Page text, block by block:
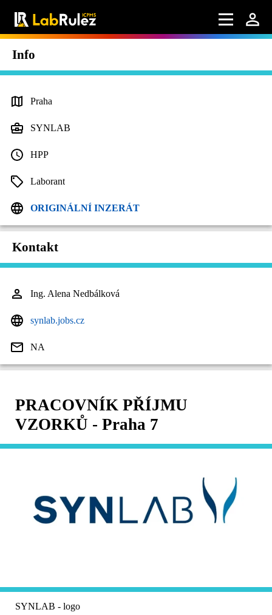
Info
Praha
SYNLAB
HPP
Laborant
ORIGINÁLNÍ INZERÁT
Kontakt
Ing. Alena Nedbálková
synlab.jobs.cz
NA
PRACOVNÍK PŘÍJMU
VZORKŮ - Praha 7
SYNLAB - logo